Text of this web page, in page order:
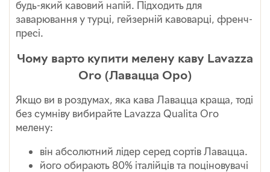
будь-який кавовий напій. Підходить для
заварювання у турці, гейзерній кавоварці, френч-
пресі.
Чому варто купити мелену каву Lavazza
Oro (Лавацца Оро)
Якщо ви в роздумах, яка кава Лавацца краща, тоді
без сумніву вибирайте Lavazza Qualita Oro
мелену:
він абсолютний лідер серед сортів Лавацца.
його обирають 80% італійців та поціновувачі